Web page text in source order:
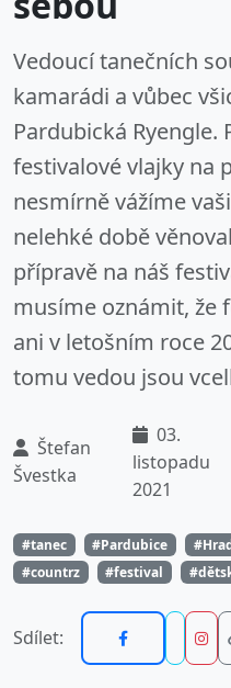
Vedoucí tanečních
kamarádi a vůbec
Pardubická Ryengle.
festivalové vlajky na
nesmírně vážíme
nelehké době
přípravě na náš
musíme oznámit, že
ani v letošním roce
tomu vedou jsou
Štefan
Švestka
03.
listopadu
2021
#tanec #Pardubice
#countrz
#festival
Sdílet: